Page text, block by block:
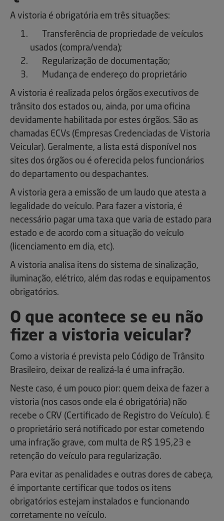
A vistoria é obrigatória em três situações:
Transferência de propriedade de veículos
usados (compra/venda);
Regularização de documentação;
Mudança de endereço do proprietário
A vistoria é realizada pelos órgãos executivos de
trânsito dos estados ou, ainda, por uma oficina
devidamente habilitada por estes órgãos. São as
chamadas ECVs (Empresas Credenciadas de Vistoria
Veicular). Geralmente, a lista está disponível nos
sites dos órgãos ou é oferecida pelos funcionários
do departamento ou despachantes.
A vistoria gera a emissão de um laudo que atesta a
legalidade do veículo. Para fazer a vistoria, é
necessário pagar uma taxa que varia de estado para
estado e de acordo com a situação do veículo
(licenciamento em dia, etc).
A vistoria analisa itens do sistema de sinalização,
iluminação, elétrico, além das rodas e equipamentos
obrigatórios.
O que acontece se eu não
fizer a vistoria veicular?
Como a vistoria é prevista pelo Código de Trânsito
Brasileiro, deixar de realizá-la é uma infração.
Neste caso, é um pouco pior: quem deixa de fazer a
vistoria (nos casos onde ela é obrigatória) não
recebe o CRV (Certificado de Registro do Veículo). E
o proprietário será notificado por estar cometendo
uma infração grave, com multa de R$ 195,23 e
retenção do veículo para regularização.
Para evitar as penalidades e outras dores de cabeça,
é importante certificar que todos os itens
obrigatórios estejam instalados e funcionando
corretamente no veículo.